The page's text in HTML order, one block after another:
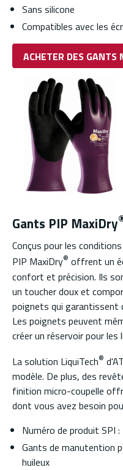
Sans silicone
Compatibles avec les
ACHETER DES GANTS
Gants PIP MaxiDry
Conçus pour les
PIP MaxiDry® offrent un
confort et précision. Ils
un toucher doux et
poignets qui garantissent
Les poignets peuvent
créer un réservoir pour les
La solution LiquiTech®
modèle. De plus, des
finition micro-coupelle
dont vous avez besoin
Numéro de produit SPI :
Gants de manutention
huileux